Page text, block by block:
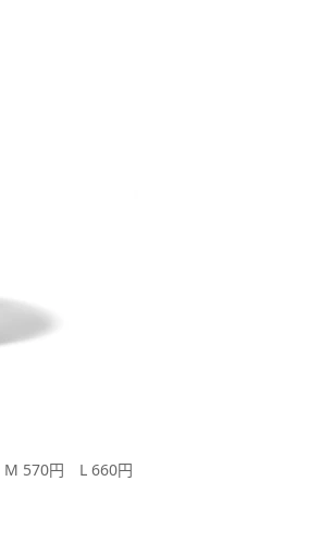
M 570円 L 660円